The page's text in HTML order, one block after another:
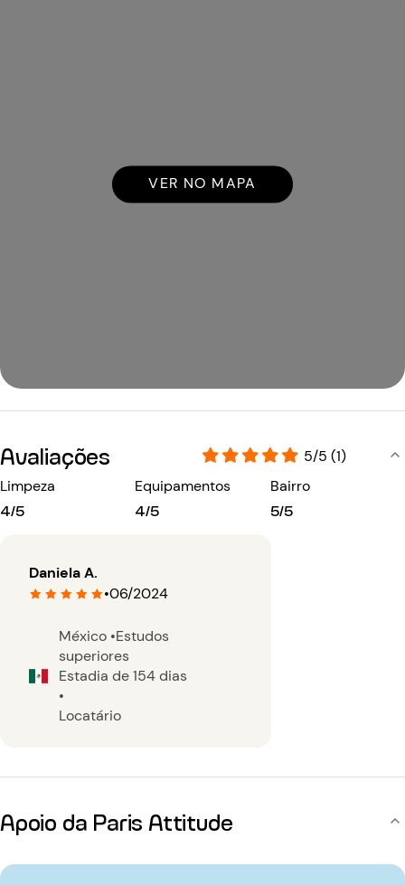
VER NO MAPA
Avaliações
5/5 (1)
Limpeza
4/5
Equipamentos
4/5
Bairro
5/5
Daniela A.
•06/2024
México •Estudos
superiores
Estadia de 154 dias
•
Locatário
Apoio da Paris Attitude